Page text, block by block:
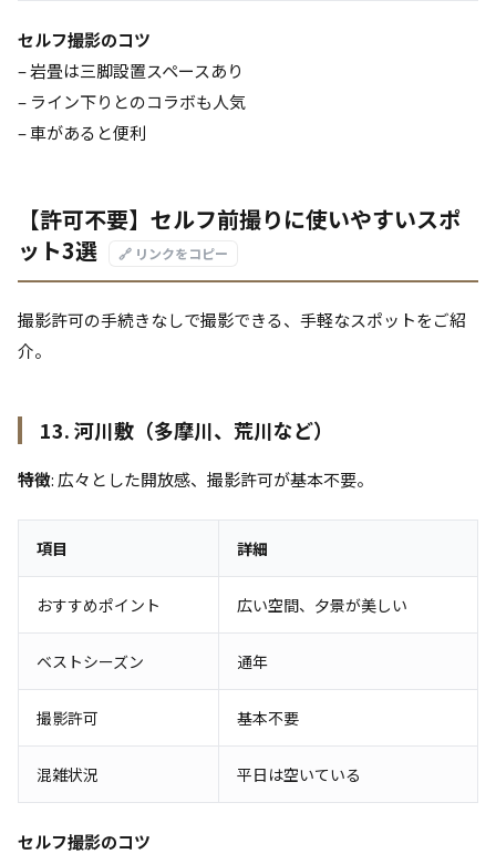
セルフ撮影のコツ
– 岩畳は三脚設置スペースあり
– ライン下りとのコラボも人気
– 車があると便利
【許可不要】セルフ前撮りに使いやすいスポ
ット3選
🔗 リンクをコピー
撮影許可の手続きなしで撮影できる、手軽なスポットをご紹
介。
13. 河川敷（多摩川、荒川など）
特徴: 広々とした開放感、撮影許可が基本不要。
項目 詳細
おすすめポイント 広い空間、夕景が美しい
ベストシーズン 通年
撮影許可 基本不要
混雑状況 平日は空いている
セルフ撮影のコツ